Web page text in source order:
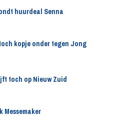
huurdeal Senna
kopje onder tegen Jong
toch op Nieuw Zuid
Messemaker